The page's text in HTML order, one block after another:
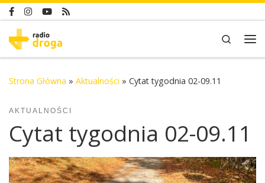
Skip to content
Search
Strona Główna » Aktualności » Cytat tygodnia 02-09.11
AKTUALNOŚCI
Cytat tygodnia 02-09.11